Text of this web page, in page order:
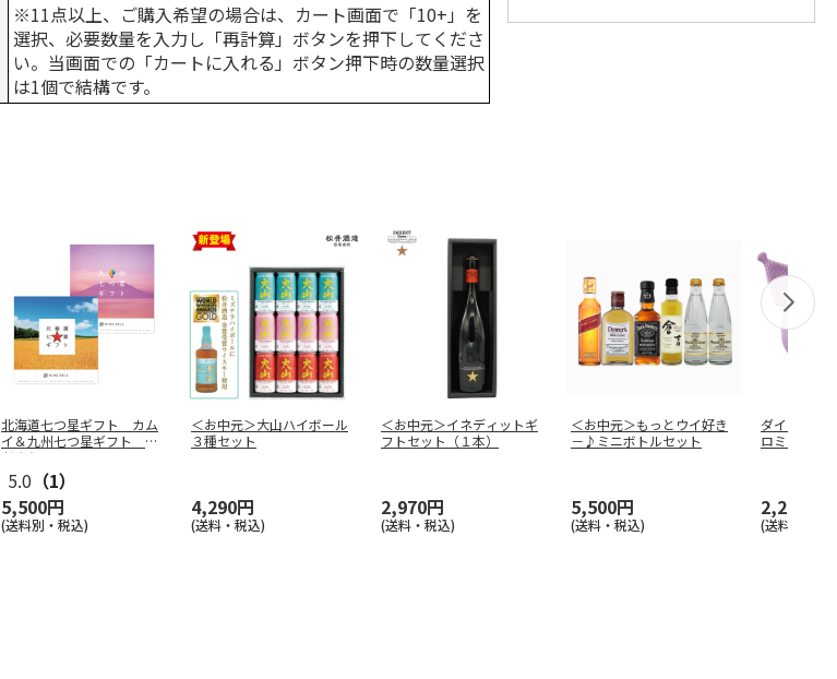
※11点以上、ご購入希望の場合は、カート画面で「10+」を
選択、必要数量を入力し「再計算」ボタンを押下してくださ
い。当画面での「カートに入れる」ボタン押下時の数量選択
は1個で結構です。
北海道七つ星ギフト カム
イ＆九州七つ星ギフト ひ
だまり
5.0 （1）
5,500円
(送料別・税込)
＜お中元＞大山ハイボール
３種セット
4,290円
(送料・税込)
＜お中元＞イネディットギ
フトセット（１本）
2,970円
(送料・税込)
＜お中元＞もっとウイ好き
－♪ミニボトルセット
5,500円
(送料・税込)
ダイカット
ロミ ふにゅ
2,200円
(送料別・税